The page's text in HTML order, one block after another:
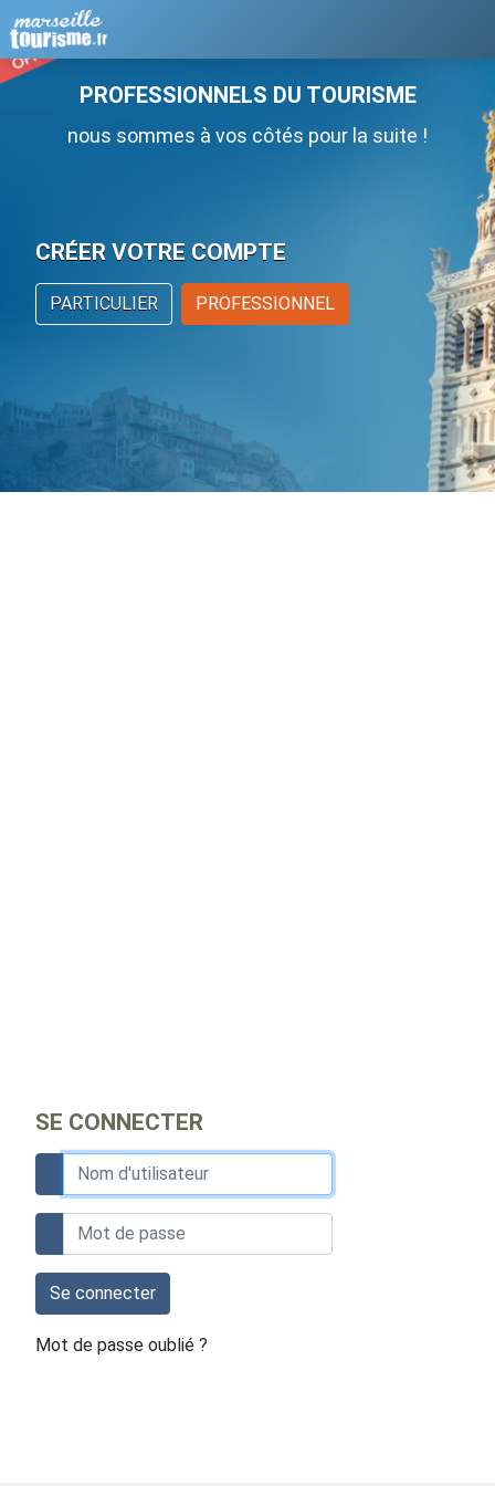
PROFESSIONNELS DU TOURISME
nous sommes à vos côtés pour la suite !
CRÉER VOTRE COMPTE
PARTICULIER PROFESSIONNEL
SE CONNECTER
Se connecter
Mot de passe oublié ?